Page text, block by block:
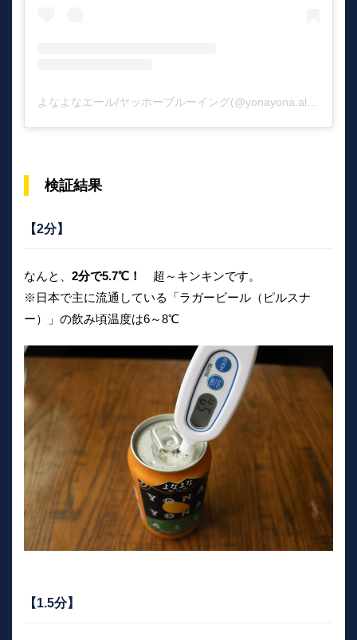
検証結果
【2分】
なんと、 2分で5.7℃！
超～キンキンです。
※日本で主に流通している「ラガービール（ピルスナ
ー）」の飲み頃温度は6～8℃
【1.5分】